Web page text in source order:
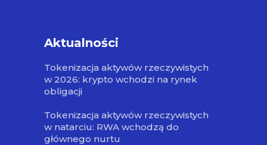
Aktualności
Tokenizacja aktywów rzeczywistych
w 2026: krypto wchodzi na rynek
obligacji
Tokenizacja aktywów rzeczywistych
w natarciu: RWA wchodzą do
głównego nurtu